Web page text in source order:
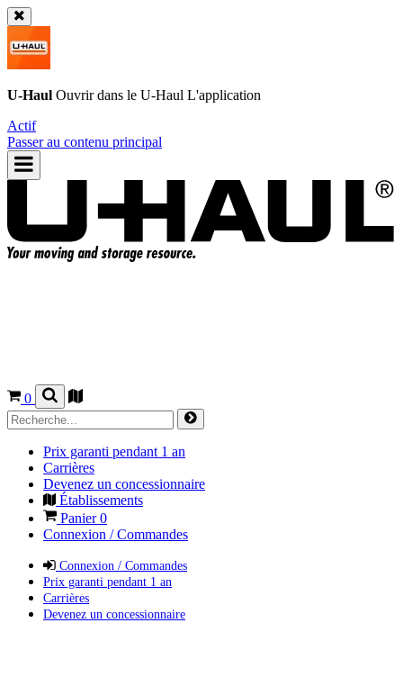
U-Haul Ouvrir dans le U-Haul L'application
Actif
Passer au contenu principal
0
Prix garanti pendant 1 an
Carrières
Devenez un concessionnaire
Établissements
Panier0
Connexion / Commandes
Connexion / Commandes
Prix garanti pendant 1 an
Carrières
Devenez un concessionnaire